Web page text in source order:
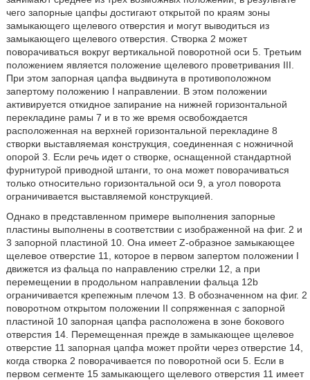
чего запорные цапфы достигают открытой по краям зоны
замыкающего щелевого отверстия и могут выводиться из
замыкающего щелевого отверстия. Створка 2 может
поворачиваться вокруг вертикальной поворотной оси 5. Третьим
положением является положение щелевого проветривания III.
При этом запорная цапфа выдвинута в противоположном
запертому положению I направлении. В этом положении
активируется откидное запирание на нижней горизонтальной
перекладине рамы 7 и в то же время освобождается
расположенная на верхней горизонтальной перекладине 8
створки выставляемая конструкция, соединенная с ножничной
опорой 3. Если речь идет о створке, оснащенной стандартной
фурнитурой приводной штанги, то она может поворачиваться
только относительно горизонтальной оси 9, а угол поворота
ограничивается выставляемой конструкцией.
Однако в представленном примере выполнения запорные
пластины выполнены в соответствии с изображенной на фиг. 2 и
3 запорной пластиной 10. Она имеет Z-образное замыкающее
щелевое отверстие 11, которое в первом запертом положении I
движется из фальца по направлению стрелки 12, а при
перемещении в продольном направлении фальца 12b
ограничивается крепежным плечом 13. В обозначенном на фиг. 2
поворотном открытом положении II сопряженная с запорной
пластиной 10 запорная цапфа расположена в зоне бокового
отверстия 14. Перемещенная прежде в замыкающее щелевое
отверстие 11 запорная цапфа может пройти через отверстие 14,
когда створка 2 поворачивается по поворотной оси 5. Если в
первом сегменте 15 замыкающего щелевого отверстия 11 имеет